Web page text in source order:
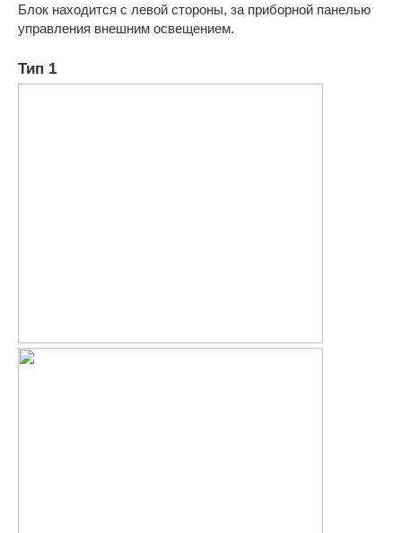
Блок находится с левой стороны, за приборной панелью
управления внешним освещением.
Тип 1